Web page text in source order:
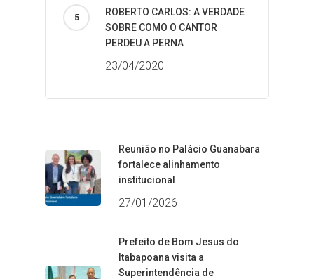
ROBERTO CARLOS: A VERDADE
SOBRE COMO O CANTOR
PERDEU A PERNA
23/04/2020
Reunião no Palácio Guanabara
fortalece alinhamento
institucional
27/01/2026
Prefeito de Bom Jesus do
Itabapoana visita a
Superintendência de